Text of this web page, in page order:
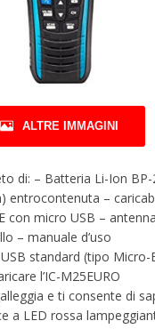
ALTRE IMMAGINI
di: – Batteria Li-Ion BP-
entrocontenuta –
con micro USB –
– manuale d’uso
standard (tipo Micro-
l’IC-M25EURO
e ti consente di
a LED rossa